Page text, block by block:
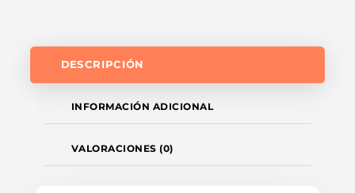
DESCRIPCIÓN
INFORMACIÓN ADICIONAL
VALORACIONES (0)